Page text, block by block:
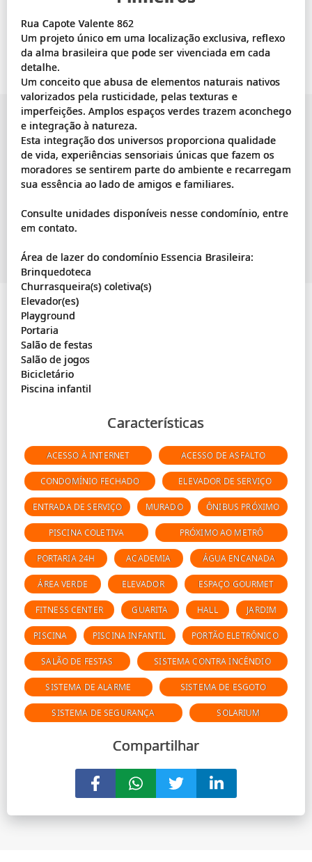
Rua Capote Valente 862
Um projeto único em uma localização exclusiva, reflexo
da alma brasileira que pode ser vivenciada em cada
detalhe.
Um conceito que abusa de elementos naturais nativos
valorizados pela rusticidade, pelas texturas e
imperfeições. Amplos espaços verdes trazem aconchego
e integração à natureza.
Esta integração dos universos proporciona qualidade
de vida, experiências sensoriais únicas que fazem os
moradores se sentirem parte do ambiente e recarregam
sua essência ao lado de amigos e familiares.
Consulte unidades disponíveis nesse condomínio, entre
em contato.
Área de lazer do condomínio Essencia Brasileira:
Brinquedoteca
Churrasqueira(s) coletiva(s)
Elevador(es)
Playground
Portaria
Salão de festas
Salão de jogos
Bicicletário
Características
ACESSO À INTERNET ACESSO DE ASFALTO
CONDOMÍNIO FECHADO ELEVADOR DE SERVIÇO
ENTRADA DE SERVIÇO MURADO ÔNIBUS PRÓXIMO
PISCINA COLETIVA PRÓXIMO AO METRÔ
PORTARIA 24H ACADEMIA ÁGUA ENCANADA
ÁREA VERDE ELEVADOR ESPAÇO GOURMET
FITNESS CENTER GUARITA HALL JARDIM
PISCINA PISCINA INFANTIL PORTÃO ELETRÔNICO
SALÃO DE FESTAS SISTEMA CONTRA INCÊNDIO
SISTEMA DE ALARME SISTEMA DE ESGOTO
SISTEMA DE SEGURANÇA SOLARIUM
Compartilhar